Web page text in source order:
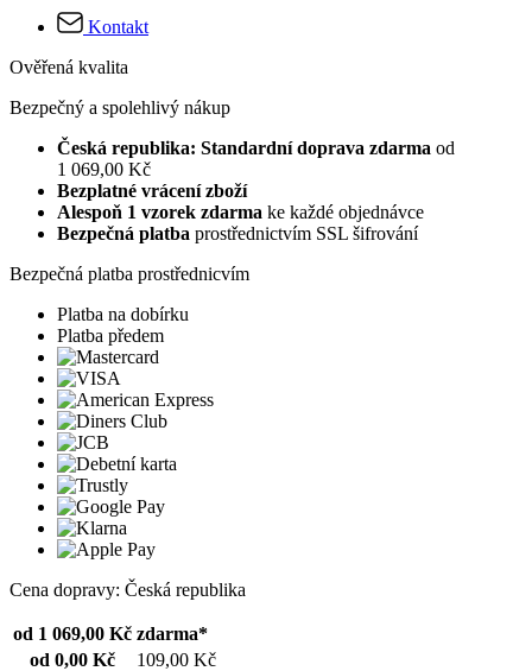
Kontakt
Ověřená kvalita
Bezpečný a spolehlivý nákup
Česká republika: Standardní doprava zdarma od
1 069,00 Kč
Bezplatné vrácení zboží
Alespoň 1 vzorek zdarma ke každé objednávce
Bezpečná platba prostřednictvím SSL šifrování
Bezpečná platba prostřednicvím
Platba na dobírku
Platba předem
Cena dopravy: Česká republika
od 1 069,00 Kč zdarma*
od 0,00 Kč
109,00 Kč